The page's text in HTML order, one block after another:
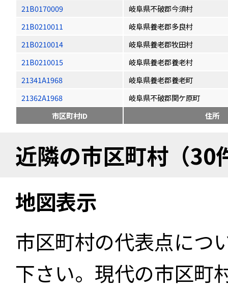
21B0170009
岐阜県不破郡今須村
21B0210011
岐阜県養老郡多良村
21B0210014
岐阜県養老郡牧田村
21B0210015
岐阜県養老郡養老村
21341A1968
岐阜県養老郡養老町
21362A1968
岐阜県不破郡関ケ原町
市区町村ID
住所
近隣の市区町村（30
地図表示
市区町村の代表点につ
下さい。現代の市区町